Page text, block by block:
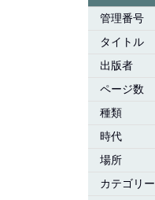
管理番号
タイトル
出版者
ページ数
種類
時代
場所
カテゴリー